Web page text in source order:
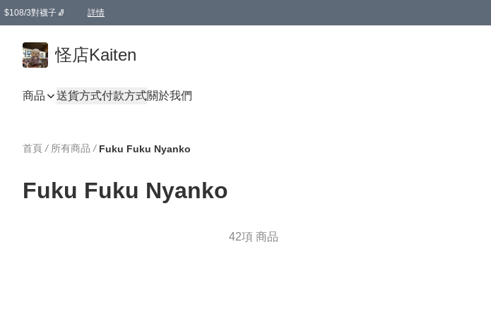
$108/3對襪子🧦 詳情
怪店Kaiten
商品 送貨方式付款方式關於我們
首頁 / 所有商品 / Fuku Fuku Nyanko
Fuku Fuku Nyanko
42項 商品